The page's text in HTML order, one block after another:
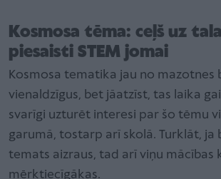
Kosmosa tēma: ceļš uz
piesaisti STEM jomai
Kosmosa tematika jau no mazotnes
vienaldzīgus, bet jāatzīst, tas laika
svarīgi uzturēt interesi par šo tēmu
garumā, tostarp arī skolā. Turklāt, ja
temats aizraus, tad arī viņu mācības
mērķtiecīgākas.